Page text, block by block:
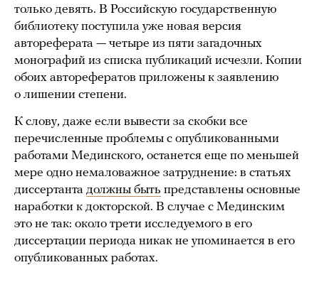
только девять. В Российскую государственную
библиотеку поступила уже новая версия
автореферата — четыре из пяти загадочных
монографий из списка публикаций исчезли. Копии
обоих авторефератов приложены к заявлению
о лишении степени.
К слову, даже если вывести за скобки все
перечисленные проблемы с опубликованными
работами Мединского, останется еще по меньшей
мере одно немаловажное затруднение: в статьях
диссертанта должны быть представлены основные
наработки к докторской. В случае с Мединским
это не так: около трети исследуемого в его
диссертации периода никак не упоминается в его
опубликованных работах.